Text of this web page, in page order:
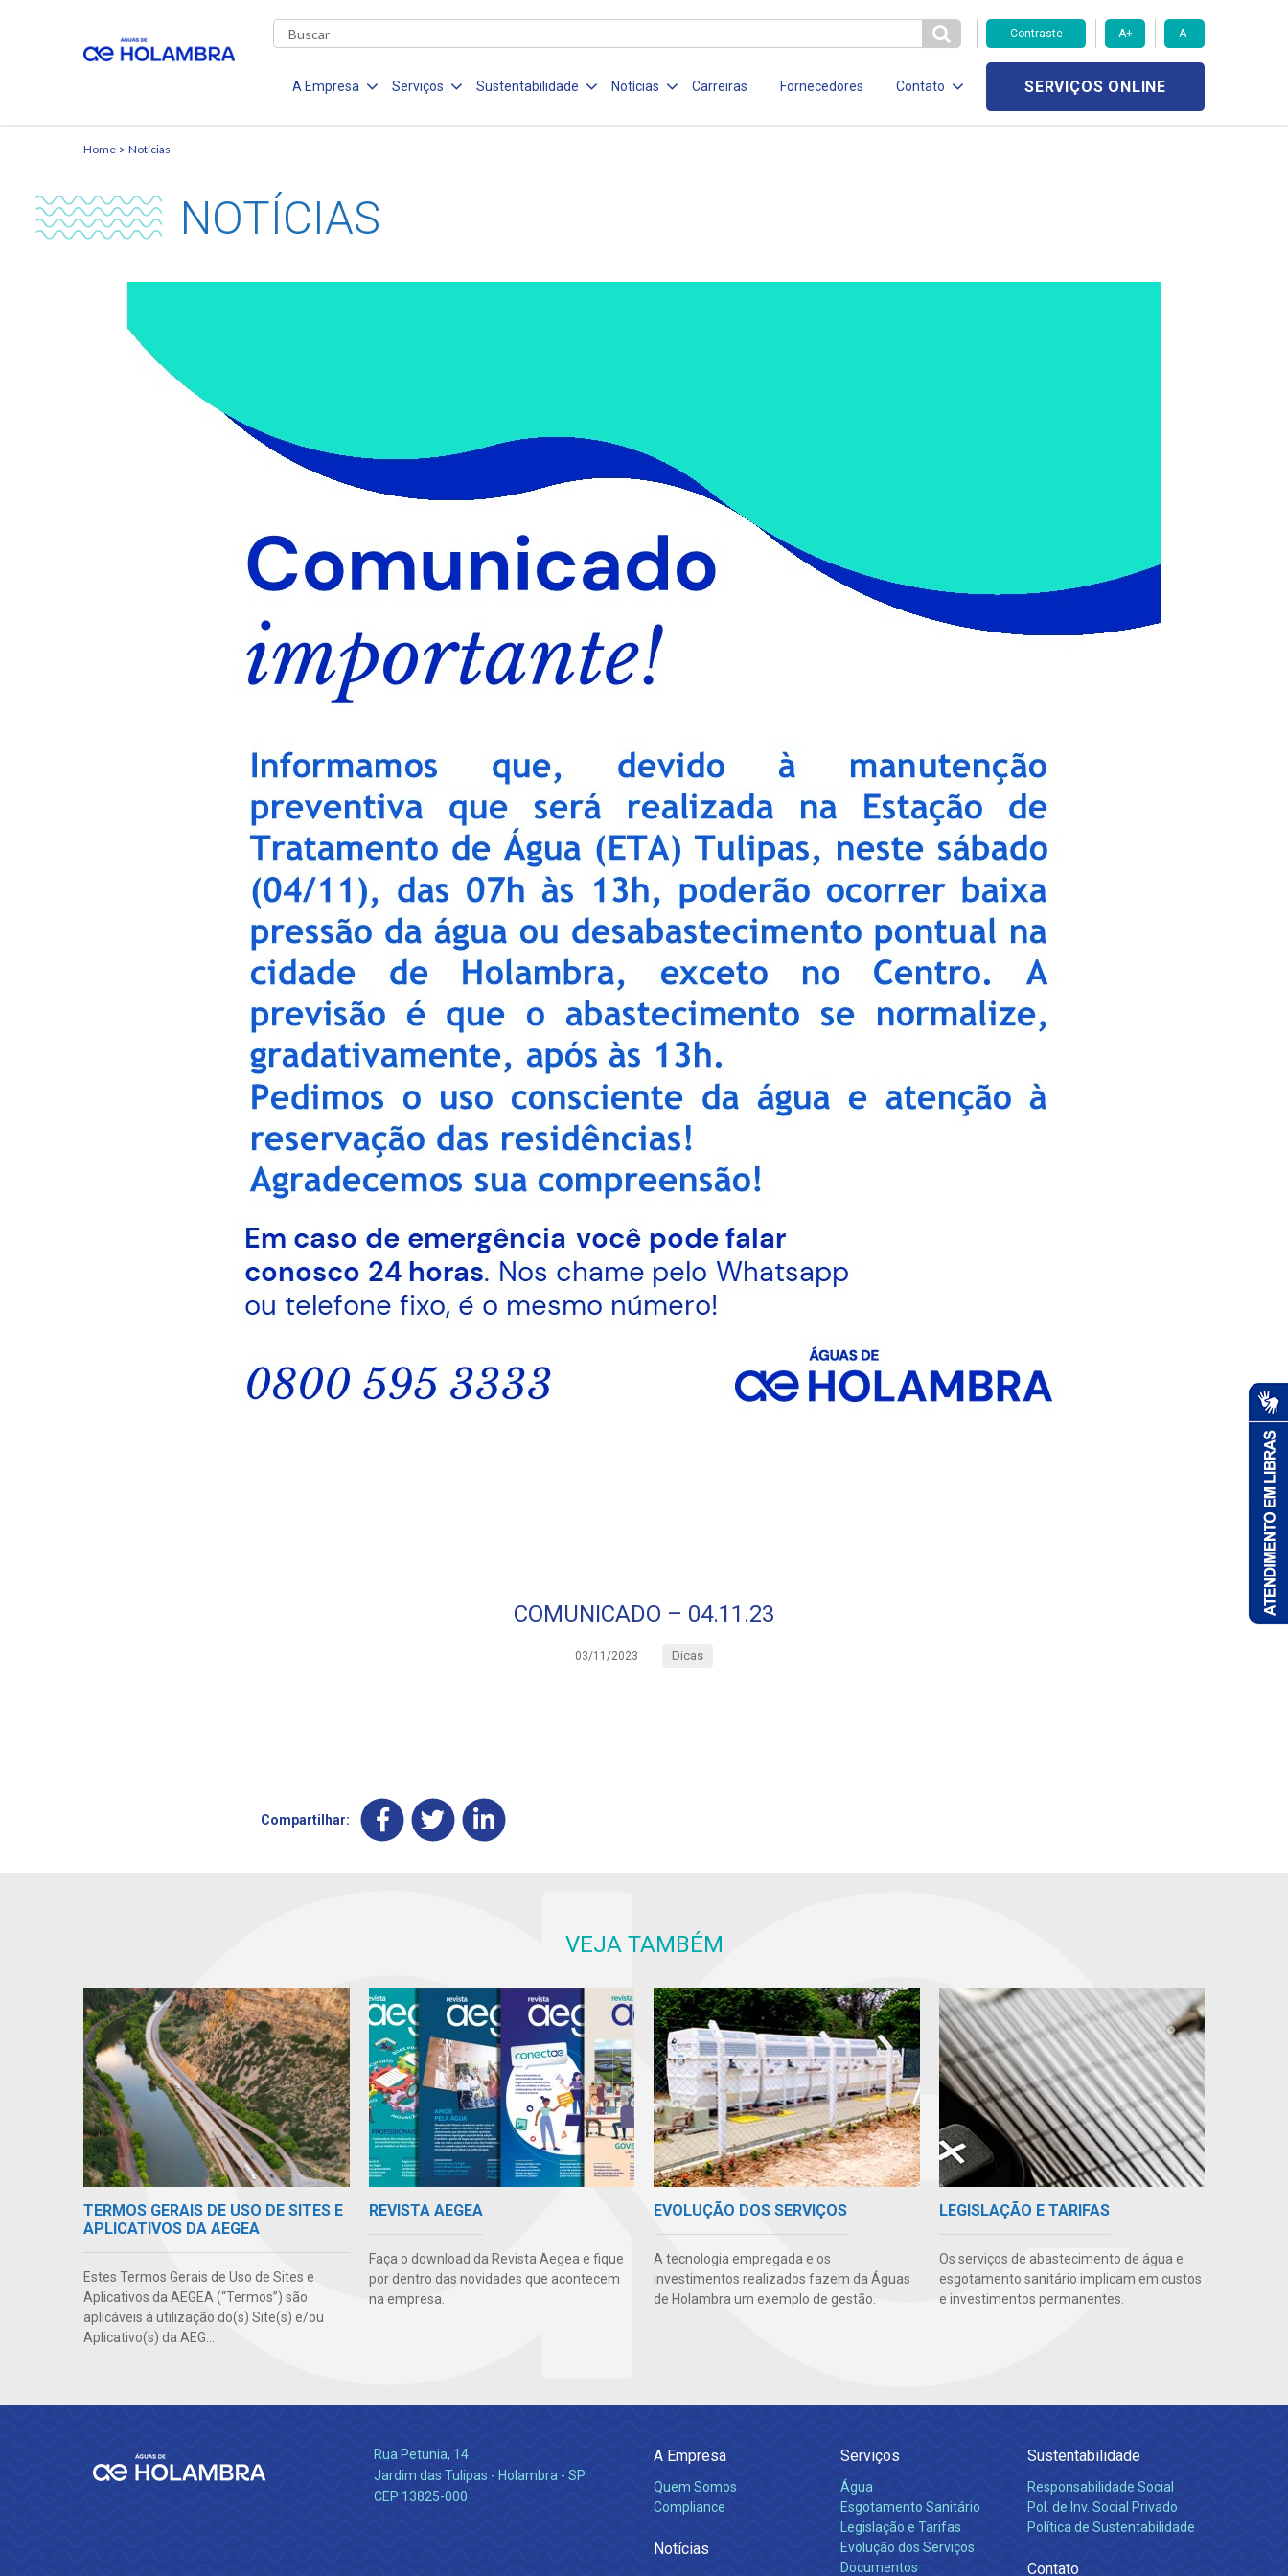
Contraste A+ A-
A Empresa Serviços Sustentabilidade Notícias Carreiras Fornecedores Contato SERVIÇOS ONLINE
Home Notícias
NOTÍCIAS
COMUNICADO – 04.11.23
03/11/2023 Dicas
Compartilhar:
VEJA TAMBÉM
TERMOS GERAIS DE USO DE SITES E
APLICATIVOS DA AEGEA
Estes Termos Gerais de Uso de Sites e
Aplicativos da AEGEA (“Termos”) são
aplicáveis à utilização do(s) Site(s) e/ou
Aplicativo(s) da AEG...
REVISTA AEGEA
Faça o download da Revista Aegea e fique
por dentro das novidades que acontecem
na empresa.
EVOLUÇÃO DOS SERVIÇOS
A tecnologia empregada e os
investimentos realizados fazem da Águas
de Holambra um exemplo de gestão.
LEGISLAÇÃO E TARIFAS
Os serviços de abastecimento de água e
esgotamento sanitário implicam em custos
e investimentos permanentes.
Rua Petunia, 14
Jardim das Tulipas - Holambra - SP
CEP 13825-000
A Empresa
Quem Somos
Compliance
Notícias
Serviços
Água
Esgotamento Sanitário
Legislação e Tarifas
Evolução dos Serviços
Documentos
Sustentabilidade
Responsabilidade Social
Pol. de Inv. Social Privado
Política de Sustentabilidade
Contato